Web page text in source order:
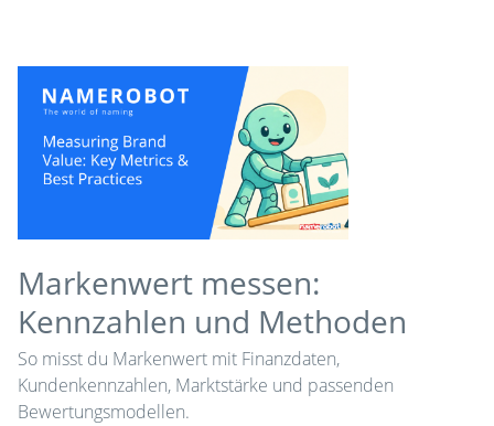
Markenwert messen:
Kennzahlen und Methoden
So misst du Markenwert mit Finanzdaten,
Kundenkennzahlen, Marktstärke und passenden
Bewertungsmodellen.